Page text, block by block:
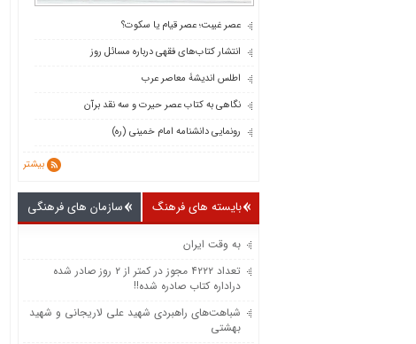
عصر غیبت؛ عصر قیام یا سکوت؟
انتشار کتاب‌های فقهی درباره مسائل روز
اطلس اندیشۀ معاصر عرب
نگاهی به کتاب عصر حیرت و سه نقد برآن
رونمایی دانشنامه امام خمینی (ره)
بیشتر
بایسته های فرهنگ سازمان های فرهنگی
به وقت ایران
تعداد ۴۲۲۲ مجوز در کمتر از ۲ روز صادر شده
دراداره کتاب صادره شده!!
شباهت‌های راهبردی شهید علی لاریجانی و شهید
بهشتی